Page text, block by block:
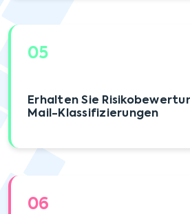
05
Erhalten Sie
Mail-Klassifizierungen
06